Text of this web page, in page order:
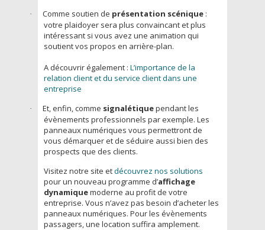
· Comme soutien de présentation scénique :
votre plaidoyer sera plus convaincant et plus
intéressant si vous avez une animation qui
soutient vos propos en arrière-plan.
A découvrir également : L’importance de la
relation client et du service client dans une
entreprise
· Et, enfin, comme signalétiquependant les
évènements professionnels par exemple. Les
panneaux numériques vous permettront de
vous démarquer et de séduire aussi bien des
prospects que des clients.
Visitez notre site etdécouvrez nos solutions
pour un nouveau programme d’affichage
dynamiquemoderne au profit de votre
entreprise. Vous n’avez pas besoin d’acheter les
panneaux numériques. Pour les évènements
passagers, une location suffira amplement.